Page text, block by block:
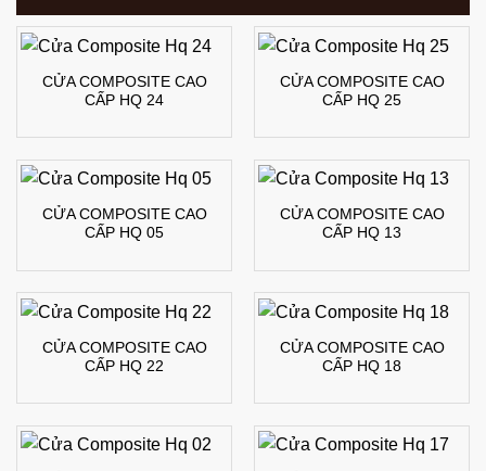
CỬA COMPOSITE CAO
CẤP HQ 24
CỬA COMPOSITE CAO
CẤP HQ 25
CỬA COMPOSITE CAO
CẤP HQ 05
CỬA COMPOSITE CAO
CẤP HQ 13
CỬA COMPOSITE CAO
CẤP HQ 22
CỬA COMPOSITE CAO
CẤP HQ 18